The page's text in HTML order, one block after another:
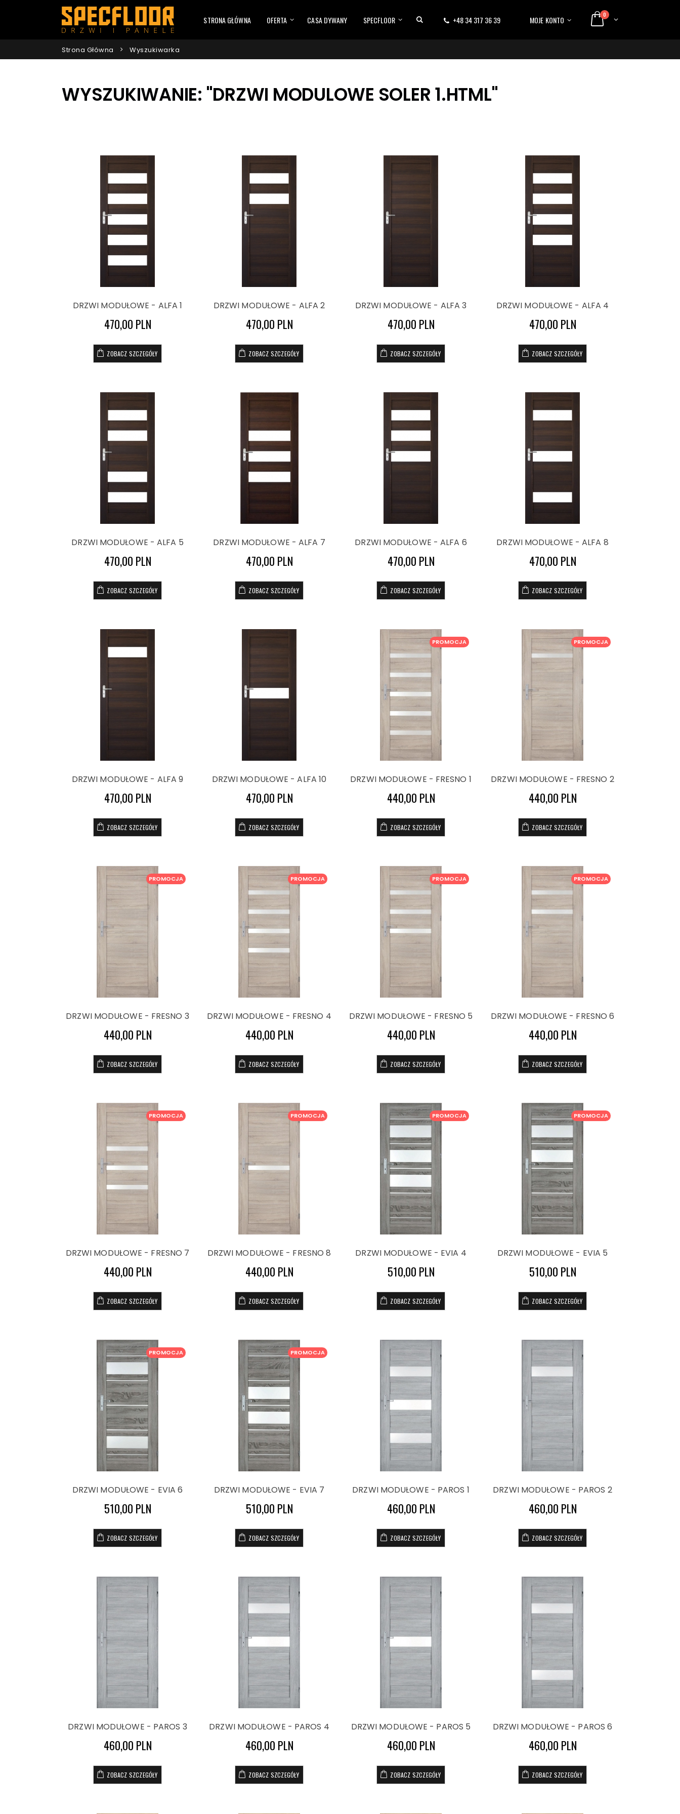
STRONA GŁÓWNA OFERTA CASA DYWANY SPECFLOOR +48 34 317 36 39 MOJE KONTO 0
Strona Główna Wyszukiwarka
WYSZUKIWANIE: "DRZWI MODULOWE SOLER 1.HTML"
DRZWI MODUŁOWE - ALFA 1
470,00 PLN
ZOBACZ SZCZEGÓŁY
DRZWI MODUŁOWE - ALFA 2
470,00 PLN
ZOBACZ SZCZEGÓŁY
DRZWI MODUŁOWE - ALFA 3
470,00 PLN
ZOBACZ SZCZEGÓŁY
DRZWI MODUŁOWE - ALFA 4
470,00 PLN
ZOBACZ SZCZEGÓŁY
DRZWI MODUŁOWE - ALFA 5
470,00 PLN
ZOBACZ SZCZEGÓŁY
DRZWI MODUŁOWE - ALFA 7
470,00 PLN
ZOBACZ SZCZEGÓŁY
DRZWI MODUŁOWE - ALFA 6
470,00 PLN
ZOBACZ SZCZEGÓŁY
DRZWI MODUŁOWE - ALFA 8
470,00 PLN
ZOBACZ SZCZEGÓŁY
DRZWI MODUŁOWE - ALFA 9
470,00 PLN
ZOBACZ SZCZEGÓŁY
DRZWI MODUŁOWE - ALFA 10
470,00 PLN
ZOBACZ SZCZEGÓŁY
PROMOCJA
DRZWI MODUŁOWE - FRESNO 1
440,00 PLN
ZOBACZ SZCZEGÓŁY
PROMOCJA
DRZWI MODUŁOWE - FRESNO 2
440,00 PLN
ZOBACZ SZCZEGÓŁY
PROMOCJA
DRZWI MODUŁOWE - FRESNO 3
440,00 PLN
ZOBACZ SZCZEGÓŁY
PROMOCJA
DRZWI MODUŁOWE - FRESNO 4
440,00 PLN
ZOBACZ SZCZEGÓŁY
PROMOCJA
DRZWI MODUŁOWE - FRESNO 5
440,00 PLN
ZOBACZ SZCZEGÓŁY
PROMOCJA
DRZWI MODUŁOWE - FRESNO 6
440,00 PLN
ZOBACZ SZCZEGÓŁY
PROMOCJA
DRZWI MODUŁOWE - FRESNO 7
440,00 PLN
ZOBACZ SZCZEGÓŁY
PROMOCJA
DRZWI MODUŁOWE - FRESNO 8
440,00 PLN
ZOBACZ SZCZEGÓŁY
PROMOCJA
DRZWI MODUŁOWE - EVIA 4
510,00 PLN
ZOBACZ SZCZEGÓŁY
PROMOCJA
DRZWI MODUŁOWE - EVIA 5
510,00 PLN
ZOBACZ SZCZEGÓŁY
PROMOCJA
DRZWI MODUŁOWE - EVIA 6
510,00 PLN
ZOBACZ SZCZEGÓŁY
PROMOCJA
DRZWI MODUŁOWE - EVIA 7
510,00 PLN
ZOBACZ SZCZEGÓŁY
DRZWI MODUŁOWE - PAROS 1
460,00 PLN
ZOBACZ SZCZEGÓŁY
DRZWI MODUŁOWE - PAROS 2
460,00 PLN
ZOBACZ SZCZEGÓŁY
DRZWI MODUŁOWE - PAROS 3
460,00 PLN
ZOBACZ SZCZEGÓŁY
DRZWI MODUŁOWE - PAROS 4
460,00 PLN
ZOBACZ SZCZEGÓŁY
DRZWI MODUŁOWE - PAROS 5
460,00 PLN
ZOBACZ SZCZEGÓŁY
DRZWI MODUŁOWE - PAROS 6
460,00 PLN
ZOBACZ SZCZEGÓŁY